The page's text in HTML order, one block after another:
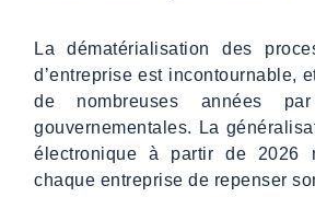
La dématérialisation des
d’entreprise est incontournable,
de nombreuses années
gouvernementales. La
électronique à partir de 2026
chaque entreprise de repenser